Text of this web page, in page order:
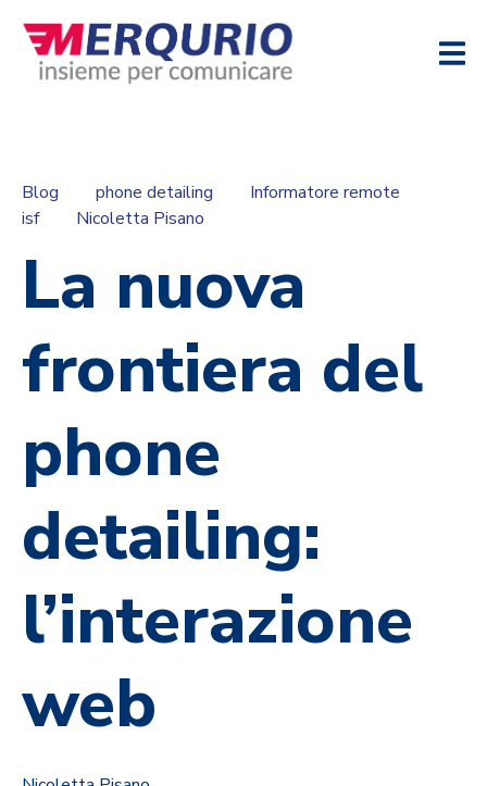
Blog phone detailing
Informatore remote
isf
Nicoletta Pisano
La nuova
frontiera del
phone
detailing:
l’interazione
web